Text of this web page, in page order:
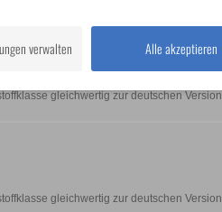
gleichwertig zur deutschen Version
gleichwertig zur deutschen Version
Alle akzeptieren
verwalten